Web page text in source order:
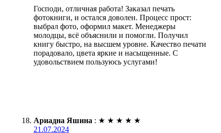
Господи, отличная работа! Заказал печать
фотокниги, и остался доволен. Процесс прост:
выбрал фото, оформил макет. Менеджеры
молодцы, всё объяснили и помогли. Получил
книгу быстро, на высшем уровне. Качество печати
порадовало, цвета яркие и насыщенные. С
удовольствием пользуюсь услугами!
Ариадна Яшина : ★ ★ ★ ★ ★
21.07.2024